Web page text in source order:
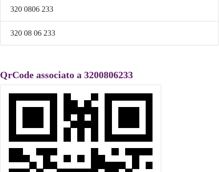
320 0806 233
320 08 06 233
QrCode associato a 3200806233